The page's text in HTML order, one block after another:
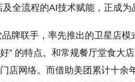
全流程的AI技术赋能，正成为
牌联手，率先推出的卫星店模
” 的特点。和常规餐厅堂食大
店网络。而借助美团累计十余